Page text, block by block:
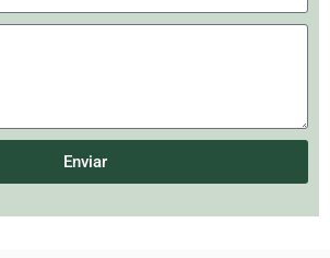
Enviar